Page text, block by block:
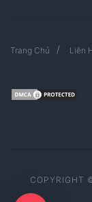
Trang Chủ Liên
COPYRIGHT